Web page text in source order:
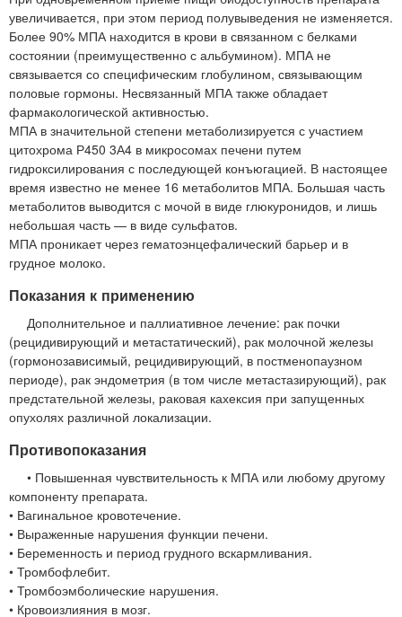
увеличивается, при этом период полувыведения не изменяется.
Более 90% МПА находится в крови в связанном с белками
состоянии (преимущественно с альбумином). МПА не
связывается со специфическим глобулином, связывающим
половые гормоны. Несвязанный МПА также обладает
фармакологической активностью.
МПА в значительной степени метаболизируется с участием
цитохрома Р450 3А4 в микросомах печени путем
гидроксилирования с последующей конъюгацией. В настоящее
время известно не менее 16 метаболитов МПА. Большая часть
метаболитов выводится с мочой в виде глюкуронидов, и лишь
небольшая часть — в виде сульфатов.
МПА проникает через гематоэнцефалический барьер и в
грудное молоко.
Показания к применению
Дополнительное и паллиативное лечение: рак почки
(рецидивирующий и метастатический), рак молочной железы
(гормонозависимый, рецидивирующий, в постменопаузном
периоде), рак эндометрия (в том числе метастазирующий), рак
предстательной железы, раковая кахексия при запущенных
опухолях различной локализации.
Противопоказания
• Повышенная чувствительность к МПА или любому другому
компоненту препарата.
• Вагинальное кровотечение.
• Выраженные нарушения функции печени.
• Беременность и период грудного вскармливания.
• Тромбофлебит.
• Тромбоэмболические нарушения.
• Кровоизлияния в мозг.